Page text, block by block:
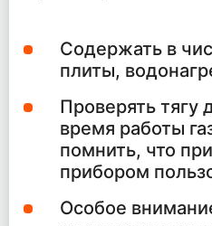
Содержать в
плиты,
Проверять тягу
время работы
помнить, что
прибором
Особое